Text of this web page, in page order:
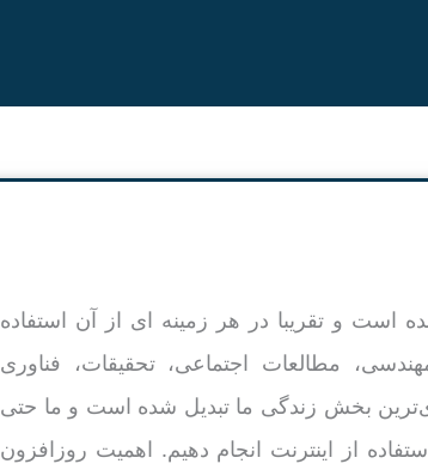
است و تقریبا در هر زمینه ای از آن استفاده
مطالعات اجتماعی، تحقیقات، فناوری
بخش زندگی ما تبدیل شده است و ما حتی
از اینترنت انجام دهیم. اهمیت روزافزون